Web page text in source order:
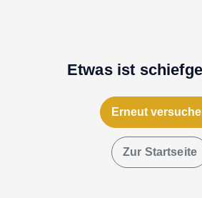
Etwas ist
Erneut
Zur Startseite